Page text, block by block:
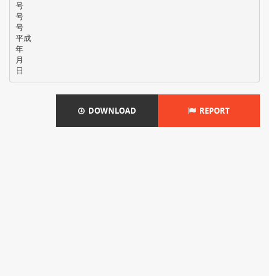
号
号
号
平成
年
月
DOWNLOAD REPORT